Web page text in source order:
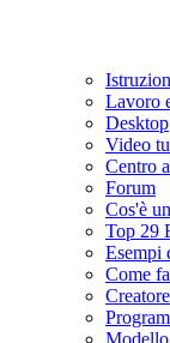
Lavoro
Desktop
Video
Centro
Forum
Cos'è
Top 29
Esempi
Come